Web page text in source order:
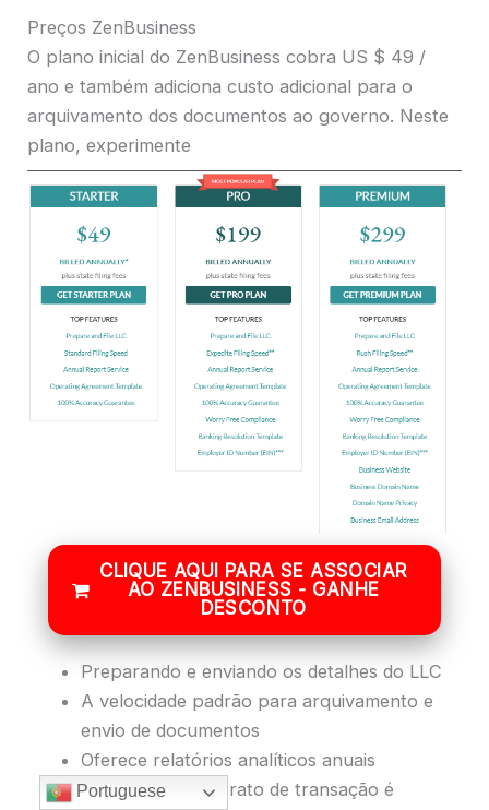
Preços ZenBusiness
O plano inicial do ZenBusiness cobra US $ 49 /
ano e também adiciona custo adicional para o
arquivamento dos documentos ao governo. Neste
plano, experimente
CLIQUE AQUI PARA SE ASSOCIAR
AO ZENBUSINESS - GANHE
DESCONTO
Preparando e enviando os detalhes do LLC
A velocidade padrão para arquivamento e
envio de documentos
Oferece relatórios analíticos anuais
O modelo de contrato de transação é
Portuguese